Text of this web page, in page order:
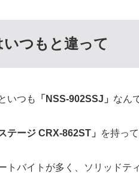
つもと違って
いつも 「NSS-902SSJ」 なん
テージ CRX-862ST」 を持っ
トバイトが多く、ソリッドテ